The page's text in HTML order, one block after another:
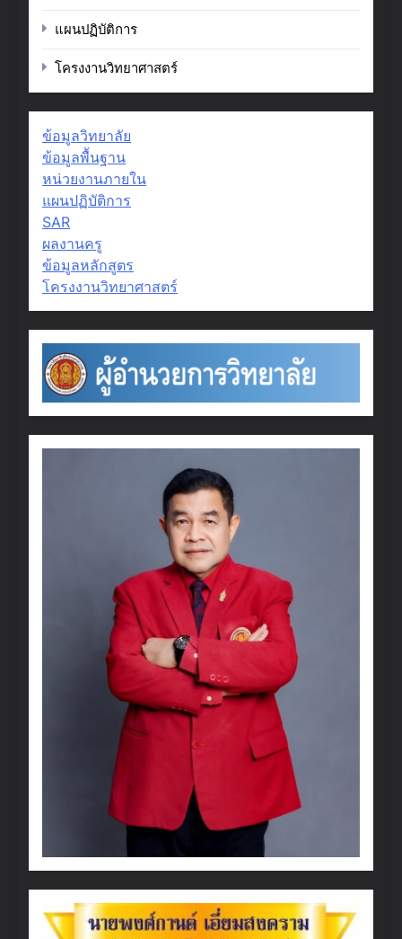
แผนปฏิบัติการ
โครงงานวิทยาศาสตร์
ข้อมูลวิทยาลัย
ข้อมูลพื้นฐาน
หน่วยงานภายใน
แผนปฏิบัติการ
SAR
ผลงานครู
ข้อมูลหลักสูตร
โครงงานวิทยาศาสตร์